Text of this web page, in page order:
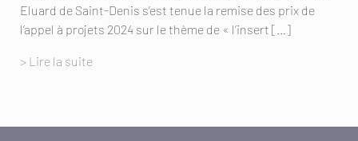
Eluard de Saint-Denis s’est tenue la remise des prix de
l’appel à projets 2024 sur le thème de « l’insert […]
> Lire la suite